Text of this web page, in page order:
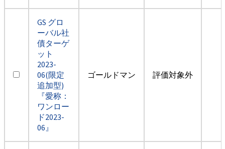
GS グロ
ーバル社
債ターゲ
ット
2023-
06(限定
追加型)
『愛称：
ワンロー
ド2023-
06』
ゴールドマン 評価対象外